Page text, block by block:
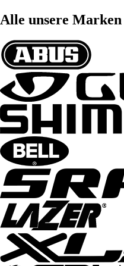
Alle unsere Marken